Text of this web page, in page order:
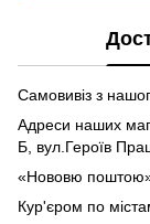
Самовивіз з
Адреси наших
Б, вул.Героїв
«Нововю поштою»
Кур'єром по